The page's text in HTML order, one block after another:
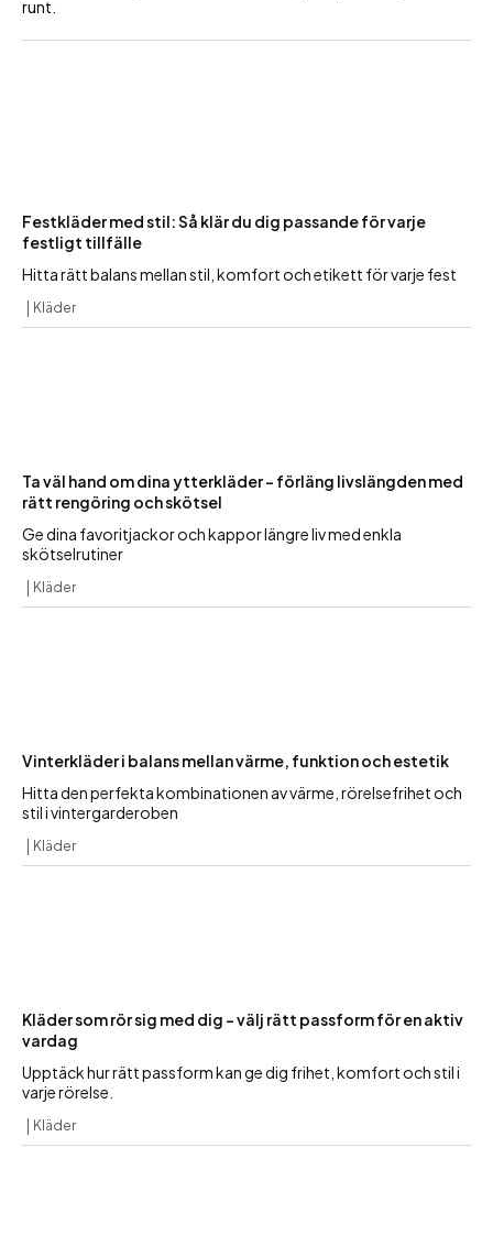
runt.
Festkläder med stil: Så klär du dig passande för varje
festligt tillfälle
Hitta rätt balans mellan stil, komfort och etikett för varje fest
Kläder
Ta väl hand om dina ytterkläder – förläng livslängden med
rätt rengöring och skötsel
Ge dina favoritjackor och kappor längre liv med enkla
skötselrutiner
Kläder
Vinterkläder i balans mellan värme, funktion och estetik
Hitta den perfekta kombinationen av värme, rörelsefrihet och
stil i vintergarderoben
Kläder
Kläder som rör sig med dig – välj rätt passform för en aktiv
vardag
Upptäck hur rätt passform kan ge dig frihet, komfort och stil i
varje rörelse.
Kläder